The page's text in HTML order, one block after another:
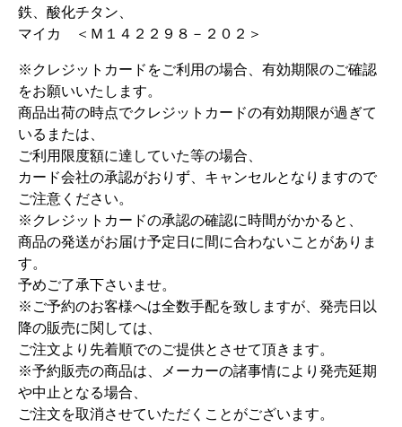
鉄、酸化チタン、
マイカ ＜Ｍ１４２２９８－２０２＞
※クレジットカードをご利用の場合、有効期限のご確認
をお願いいたします。
商品出荷の時点でクレジットカードの有効期限が過ぎて
いるまたは、
ご利用限度額に達していた等の場合、
カード会社の承認がおりず、キャンセルとなりますので
ご注意ください。
※クレジットカードの承認の確認に時間がかかると、
商品の発送がお届け予定日に間に合わないことがありま
す。
予めご了承下さいませ。
※ご予約のお客様へは全数手配を致しますが、発売日以
降の販売に関しては、
ご注文より先着順でのご提供とさせて頂きます。
※予約販売の商品は、メーカーの諸事情により発売延期
や中止となる場合、
ご注文を取消させていただくことがございます。